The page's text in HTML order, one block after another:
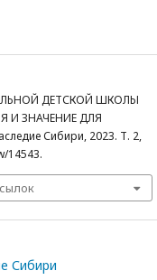
ДЕТСКОЙ ШКОЛЫ
И ЗНАЧЕНИЕ ДЛЯ
Сибири, 2023. Т. 2,
14543.
Сибири